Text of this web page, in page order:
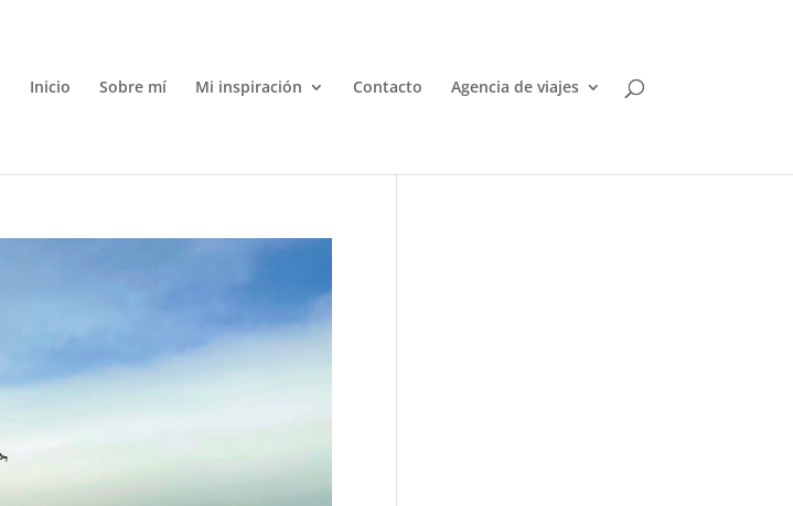
Inicio Sobre mí Mi inspiración Contacto Agencia de viajes